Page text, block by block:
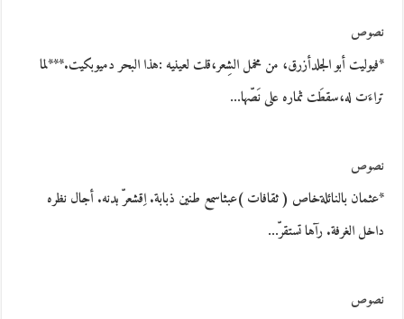
نصوص
*فيوليت أبو الجلدأزرق، من مخمل الشِعر،قلت لعينيه :هذا البحر دميوبكيت.***لما
تراءَت له،سقطَت ثماره على نَصّها…
نصوص
*عثمان بالنائلةخاص ( ثقافات )عبثاسمع طنين ذبابة. اِقشعرّ بدنه. أجال نظره
داخل الغرفة. رآها تستقرّ…
نصوص